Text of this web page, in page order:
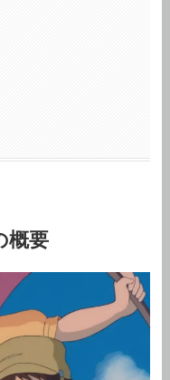
概要